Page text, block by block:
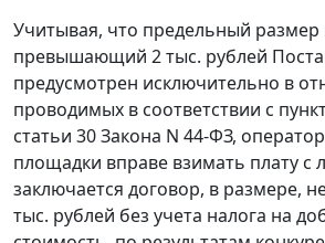
Учитывая, что предельный размер
превышающий 2 тыс. рублей
предусмотрен исключительно в
проводимых в соответствии с
статьи 30 Закона N 44-ФЗ,
площадки вправе взимать плату с
заключается договор, в размере,
тыс. рублей без учета налога на